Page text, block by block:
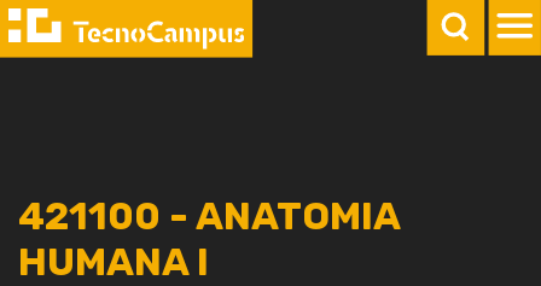
421100 - ANATOMIA
HUMANA I